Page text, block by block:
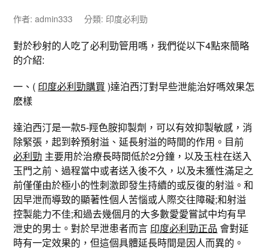
作者:admin333 分類: 印度必利勁
對於秒射的人吃了必利勁管用嗎，我們從以下4點來簡略
的介紹:
一、( 印度必利勁購買 )達泊西汀對早些泄能治好嗎效果怎
麽樣
達泊西汀是一款5-羥色胺抑製劑，可以有效抑製敏感，消
除緊張，起到幹預射溢、延長射溢的時間的作用。目前
必利勁 主要用於治療長時間低於2分鐘，以及玉柱在送入
玉門之前、過程當中或者送入後不久，以及未獲性滿足之
前僅僅由於極小的性刺激即發生持續的或反復的射溢。和
因早泄而導致的顯著性個人苦惱或人際交往障礙;和射溢
控製能力不佳;和過去幾個月的大多數愛愛嘗試中均有早
泄史的男士。對於早泄患者而言 印度必利勁正品 會對延
時有一定效果的，但這個具體延長時間是因人而異的。